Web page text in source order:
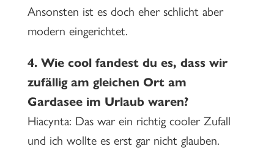
Ansonsten ist es doch eher schlicht aber
modern eingerichtet.
4. Wie cool fandest du es, dass wir
zufällig am gleichen Ort am
Gardasee im Urlaub waren?
Hiacynta: Das war ein richtig cooler Zufall
und ich wollte es erst gar nicht glauben.